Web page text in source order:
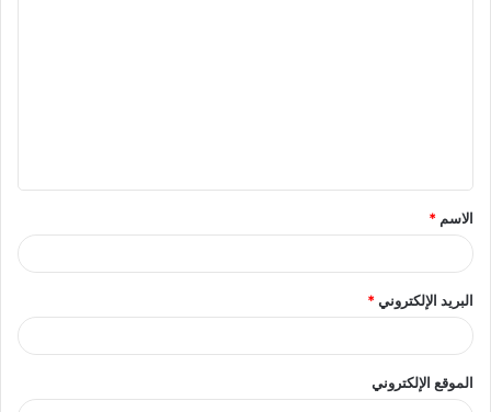
ق
*
الاسم *
البريد الإلكتروني*
الموقع الإلكتروني